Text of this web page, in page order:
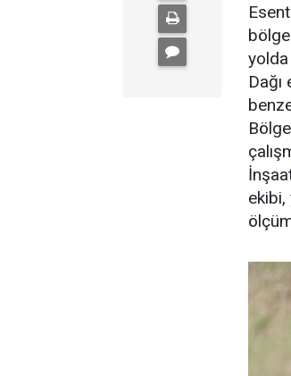
yolda